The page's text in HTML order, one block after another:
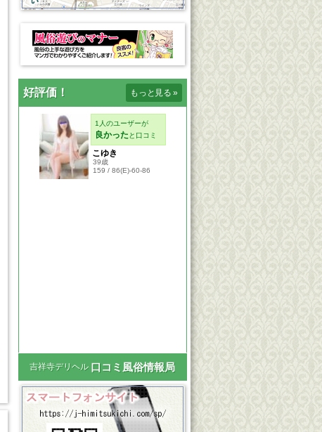
好評価！ もっと見る »
吉祥寺デリヘル 口コミ風俗情報局